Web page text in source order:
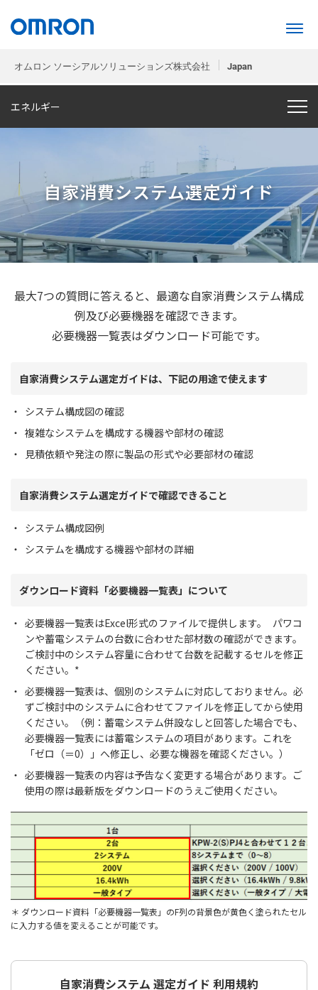
オムロン ソーシアルソリューションズ株式会社 Japan
エネルギー
自家消費システム選定ガイド
最大7つの質問に答えると、最適な自家消費システム構成
例及び必要機器を確認できます。
必要機器一覧表はダウンロード可能です。
自家消費システム選定ガイドは、下記の用途で使えます
システム構成図の確認
複雑なシステムを構成する機器や部材の確認
見積依頼や発注の際に製品の形式や必要部材の確認
自家消費システム選定ガイドで確認できること
システム構成図例
システムを構成する機器や部材の詳細
ダウンロード資料「必要機器一覧表」について
必要機器一覧表はExcel形式のファイルで提供します。 パワコ
ンや蓄電システムの台数に合わせた部材数の確認ができます。
ご検討中のシステム容量に合わせて台数を記載するセルを修正
ください。*
必要機器一覧表は、個別のシステムに対応しておりません。必
ずご検討中のシステムに合わせてファイルを修正してから使用
ください。（例：蓄電システム併設なしと回答した場合でも、
必要機器一覧表には蓄電システムの項目があります。これを
「ゼロ（＝0）」へ修正し、必要な機器を確認ください。）
必要機器一覧表の内容は予告なく変更する場合があります。ご
使用の際は最新版をダウンロードのうえご使用ください。
＊ ダウンロード資料「必要機器一覧表」のF列の背景色が黄色く塗られたセル
に入力する値を変えることが可能です。
自家消費システム 選定ガイド 利用規約